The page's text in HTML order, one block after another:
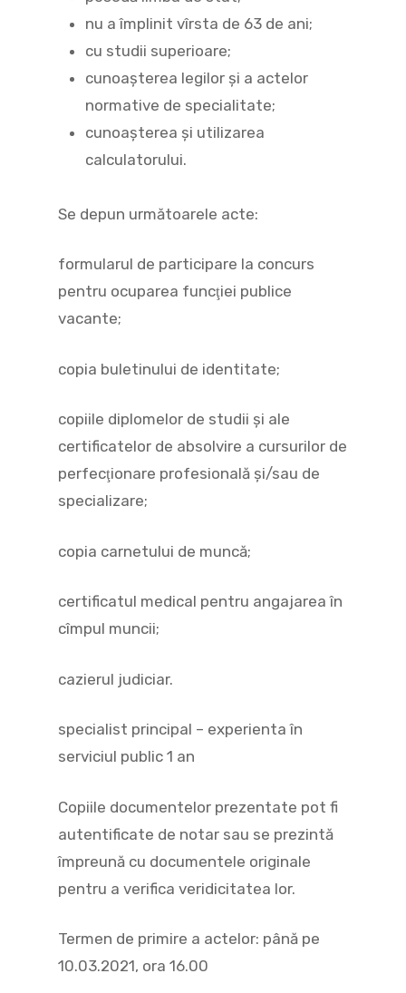
nu a împlinit vîrsta de 63 de ani;
cu studii superioare;
cunoaşterea legilor şi a actelor
normative de specialitate;
cunoaşterea şi utilizarea
calculatorului.
Se depun următoarele acte:
formularul de participare la concurs
pentru ocuparea funcţiei publice
vacante;
copia buletinului de identitate;
copiile diplomelor de studii şi ale
certificatelor de absolvire a cursurilor de
perfecţionare profesională şi/sau de
specializare;
copia carnetului de muncă;
certificatul medical pentru angajarea în
cîmpul muncii;
cazierul judiciar.
specialist principal – experienta în
serviciul public 1 an
Copiile documentelor prezentate pot fi
autentificate de notar sau se prezintă
împreună cu documentele originale
pentru a verifica veridicitatea lor.
Termen de primire a actelor: până pe
10.03.2021, ora 16.00